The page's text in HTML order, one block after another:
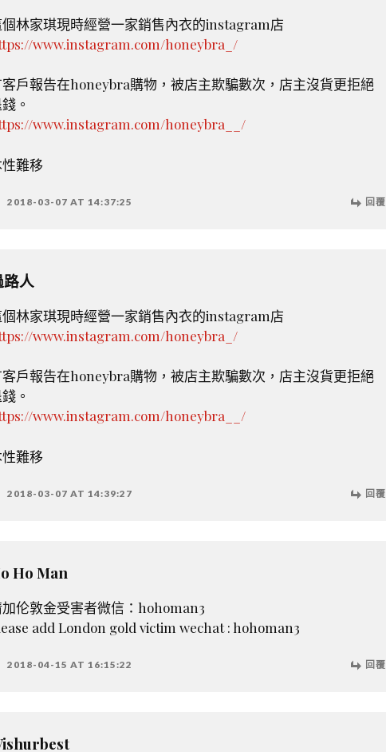
林家琪現時經營一家銷售內衣的instagram店
www.instagram.com/honeybra_/
客戶報告在honeybra購物，被店主欺騙數次，店主沒貨更拒絕
。
www.instagram.com/honeybra__/
難移
2018-03-07 AT 14:37:25 回覆
路人
林家琪現時經營一家銷售內衣的instagram店
www.instagram.com/honeybra_/
客戶報告在honeybra購物，被店主欺騙數次，店主沒貨更拒絕
。
www.instagram.com/honeybra__/
難移
2018-03-07 AT 14:39:27 回覆
Ho Man
伦敦金受害者微信：hohoman3
add London gold victim wechat : hohoman3
2018-04-15 AT 16:15:22 回覆